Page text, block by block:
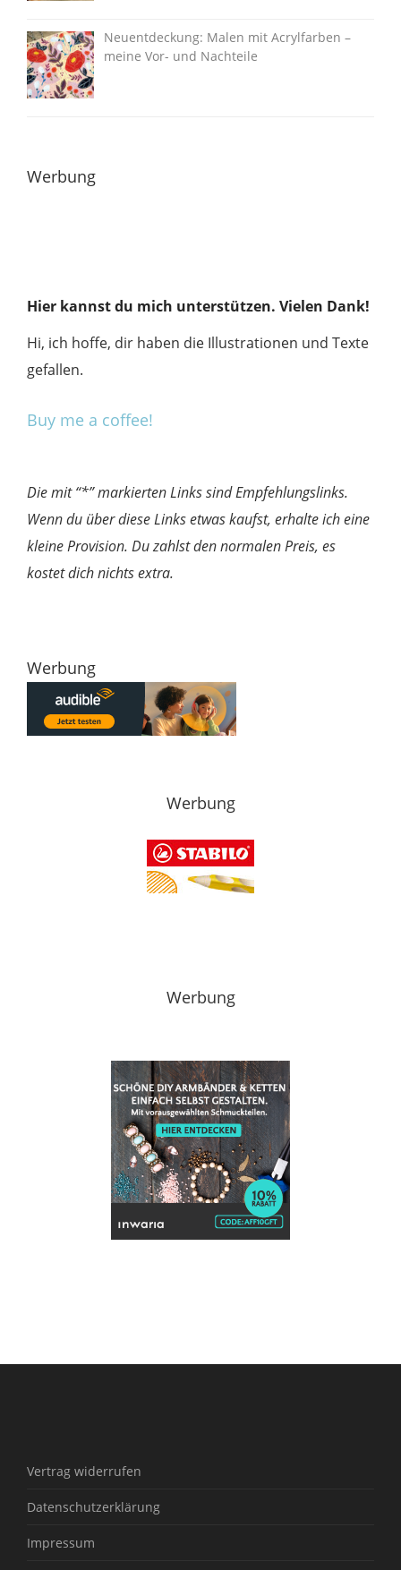
Neuentdeckung: Malen mit Acrylfarben –
meine Vor- und Nachteile
Werbung
Hier kannst du mich unterstützen. Vielen Dank!
Hi, ich hoffe, dir haben die Illustrationen und Texte
gefallen.
Buy me a coffee!
Die mit “*” markierten Links sind Empfehlungslinks.
Wenn du über diese Links etwas kaufst, erhalte ich eine
kleine Provision. Du zahlst den normalen Preis, es
kostet dich nichts extra.
Werbung
Werbung
Werbung
Vertrag widerrufen
Datenschutzerklärung
Impressum